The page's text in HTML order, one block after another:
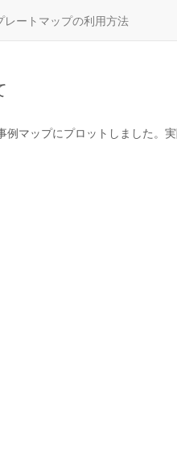
レートマップの利用方法
マップにプロットしました。